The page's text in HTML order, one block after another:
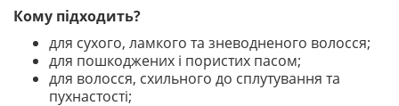
Кому підходить?
для сухого, ламкого та зневодненого волосся;
для пошкоджених і пористих пасом;
для волосся, схильного до сплутування та
пухнастості;